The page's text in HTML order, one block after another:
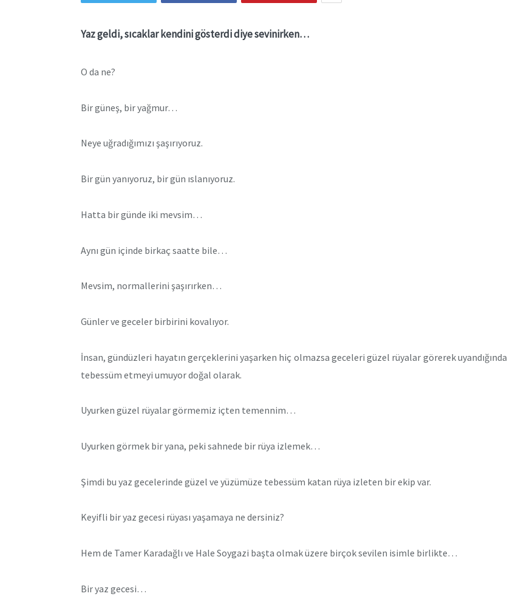
Yaz geldi, sıcaklar kendini gösterdi diye sevinirken…
O da ne?
Bir güneş, bir yağmur…
Neye uğradığımızı şaşırıyoruz.
Bir gün yanıyoruz, bir gün ıslanıyoruz.
Hatta bir günde iki mevsim…
Aynı gün içinde birkaç saatte bile…
Mevsim, normallerini şaşırırken…
Günler ve geceler birbirini kovalıyor.
İnsan, gündüzleri hayatın gerçeklerini yaşarken hiç olmazsa geceleri güzel rüyalar görerek uyandığında
tebessüm etmeyi umuyor doğal olarak.
Uyurken güzel rüyalar görmemiz içten temennim…
Uyurken görmek bir yana, peki sahnede bir rüya izlemek…
Şimdi bu yaz gecelerinde güzel ve yüzümüze tebessüm katan rüya izleten bir ekip var.
Keyifli bir yaz gecesi rüyası yaşamaya ne dersiniz?
Hem de Tamer Karadağlı ve Hale Soygazi başta olmak üzere birçok sevilen isimle birlikte…
Bir yaz gecesi…